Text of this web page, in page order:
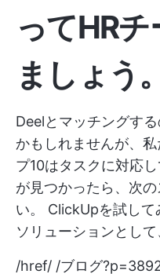
ってHR
ましょう。
Deelとマッチングす
かもしれませんが、
プ10はタスクに対応
が見つかったら、次
い。 ClickUpを試して
ソリューションとし
/href/ /ブログ